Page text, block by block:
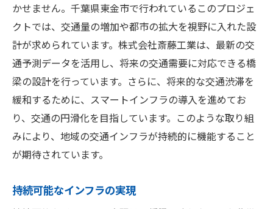
かせません。千葉県東金市で行われているこのプロジェ
クトでは、交通量の増加や都市の拡大を視野に入れた設
計が求められています。株式会社斎藤工業は、最新の交
通予測データを活用し、将来の交通需要に対応できる橋
梁の設計を行っています。さらに、将来的な交通渋滞を
緩和するために、スマートインフラの導入を進めてお
り、交通の円滑化を目指しています。このような取り組
みにより、地域の交通インフラが持続的に機能すること
が期待されています。
持続可能なインフラの実現